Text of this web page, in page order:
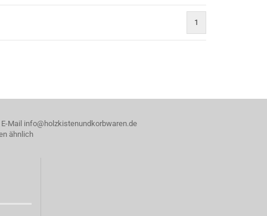
1
Mail info@holzkistenundkorbwaren.de
ähnlich